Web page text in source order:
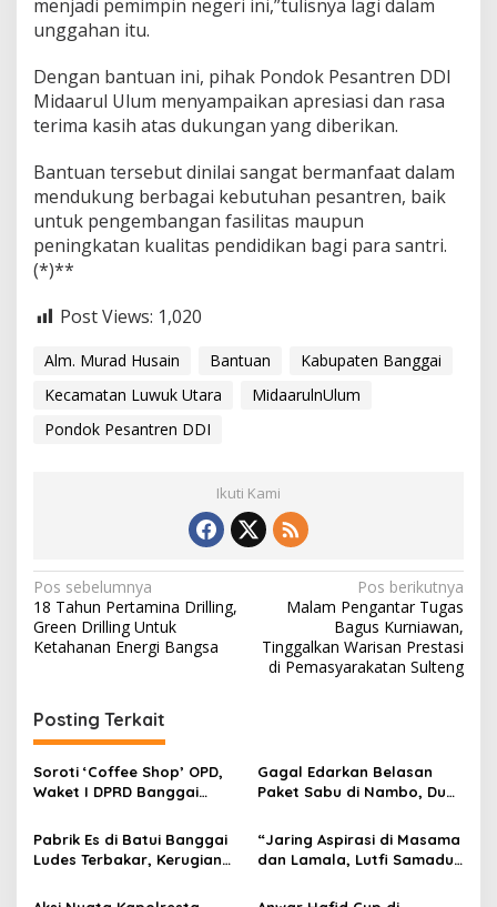
menjadi pemimpin negeri ini,”tulisnya lagi dalam
unggahan itu.
Dengan bantuan ini, pihak Pondok Pesantren DDI
Midaarul Ulum menyampaikan apresiasi dan rasa
terima kasih atas dukungan yang diberikan.
Bantuan tersebut dinilai sangat bermanfaat dalam
mendukung berbagai kebutuhan pesantren, baik
untuk pengembangan fasilitas maupun
peningkatan kualitas pendidikan bagi para santri.
(*)**
Post Views: 1,020
Alm. Murad Husain Bantuan
Kabupaten Banggai
Kecamatan Luwuk Utara
MidaarulnUlum
Pondok Pesantren DDI
Ikuti Kami
Navigasi
pos
Pos sebelumnya
18 Tahun Pertamina Drilling,
Green Drilling Untuk
Ketahanan Energi Bangsa
Pos berikutnya
Malam Pengantar Tugas
Bagus Kurniawan,
Tinggalkan Warisan Prestasi
di Pemasyarakatan Sulteng
Posting Terkait
Soroti ‘Coffee Shop’ OPD,
Waket I DPRD Banggai
Ranperda Harus
Dimasifkan
Gagal Edarkan Belasan
Paket Sabu di Nambo, Dua
Polresta Banggai
Pabrik Es di Batui Banggai
Ludes Terbakar, Kerugian
“Jaring Aspirasi di Masama
dan Lamala, Lutfi Samaduri
di APBD-P 2026”